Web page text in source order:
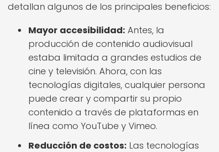
detallan algunos de los principales beneficios:
Mayor accesibilidad: Antes, la
producción de contenido audiovisual
estaba limitada a grandes estudios de
cine y televisión. Ahora, con las
tecnologías digitales, cualquier persona
puede crear y compartir su propio
contenido a través de plataformas en
línea como YouTube y Vimeo.
Reducción de costos: Las tecnologías